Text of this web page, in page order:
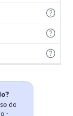
do
-